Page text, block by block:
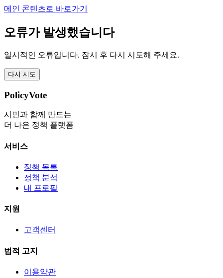
메인 콘텐츠로 바로가기
오류가 발생했습니다
일시적인 오류입니다. 잠시 후 다시 시도해 주세요.
다시 시도
PolicyVote
시민과 함께 만드는
더 나은 정책 플랫폼
서비스
정책 목록
정책 분석
내 프로필
지원
고객센터
법적 고지
이용약관